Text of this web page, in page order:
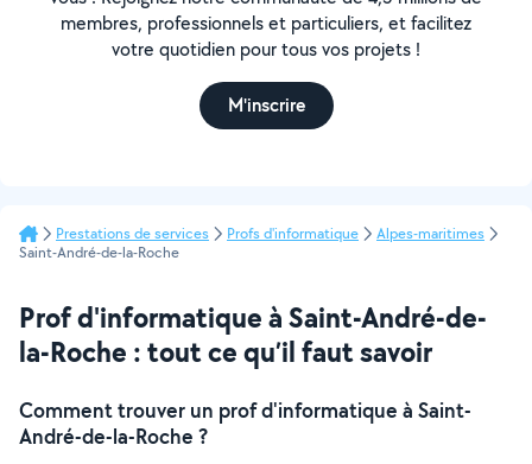
membres, professionnels et particuliers, et facilitez
votre quotidien pour tous vos projets !
M'inscrire
Prestations de services Profs d'informatique
Alpes-maritimes
Saint-André-de-la-Roche
Prof d'informatique à Saint-André-de-
la-Roche : tout ce qu’il faut savoir
Comment trouver un prof d'informatique à Saint-
André-de-la-Roche ?